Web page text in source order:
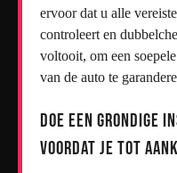
ervoor dat u alle
controleert en
voltooit, om een
van de auto te
Doe een grondige
voordat je tot